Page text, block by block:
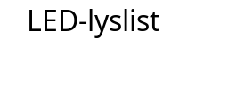
LED-lyslist